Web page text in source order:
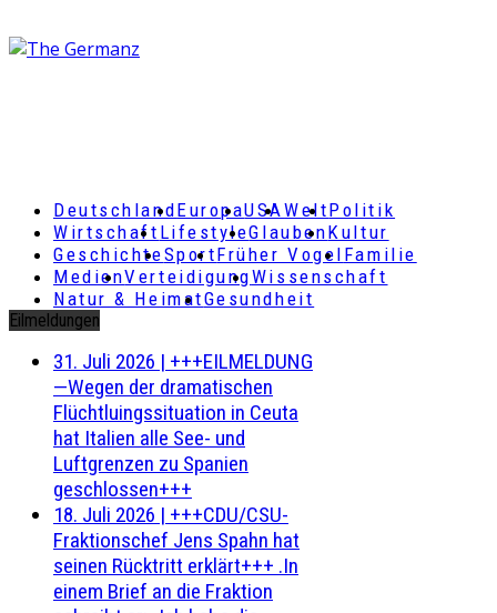
DeutschlandEuropaUSAWeltPolitik
Wirtschaft LifestyleGlaubenKultur
GeschichteSportFrüher Vogel Familie
MedienVerteidigungWissenschaft
Natur & HeimatGesundheit
Eilmeldungen
31. Juli 2026 | +++EILMELDUNG
—Wegen der dramatischen
Flüchtluingssituation in Ceuta
hat Italien alle See- und
Luftgrenzen zu Spanien
geschlossen+++
18. Juli 2026 | +++CDU/CSU-
Fraktionschef Jens Spahn hat
seinen Rücktritt erklärt+++ .In
einem Brief an die Fraktion